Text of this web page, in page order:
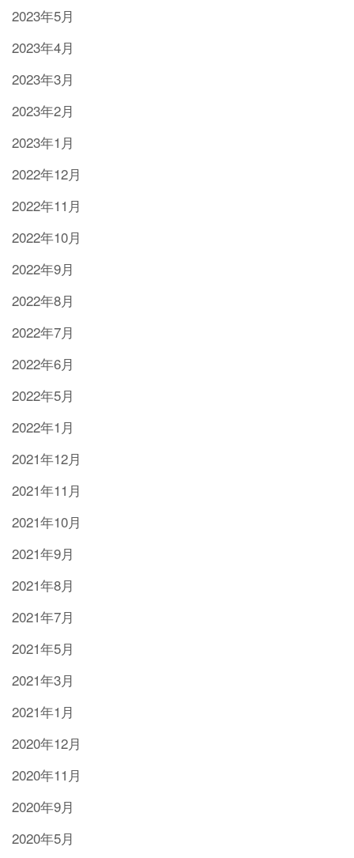
2023年5月
2023年4月
2023年3月
2023年2月
2023年1月
2022年12月
2022年11月
2022年10月
2022年9月
2022年8月
2022年7月
2022年6月
2022年5月
2022年1月
2021年12月
2021年11月
2021年10月
2021年9月
2021年8月
2021年7月
2021年5月
2021年3月
2021年1月
2020年12月
2020年11月
2020年9月
2020年5月